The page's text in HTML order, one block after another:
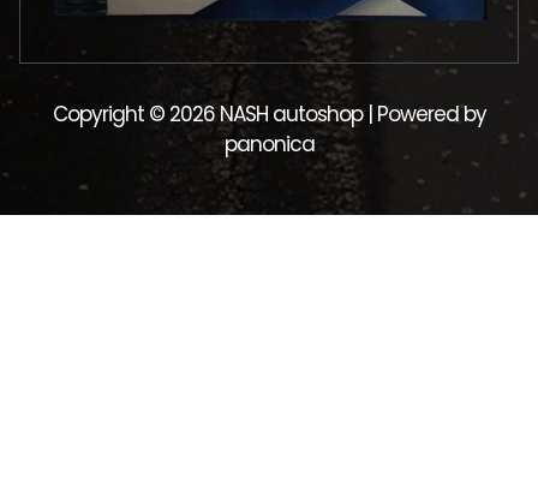
Copyright © 2026 NASH autoshop | Powered by
panonica